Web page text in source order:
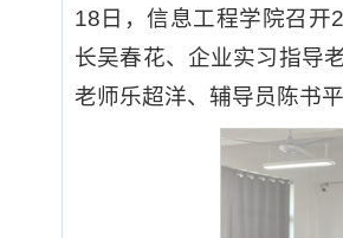
18日，信息工程学院召开
长吴春花、企业实习指导
老师乐超洋、辅导员陈书